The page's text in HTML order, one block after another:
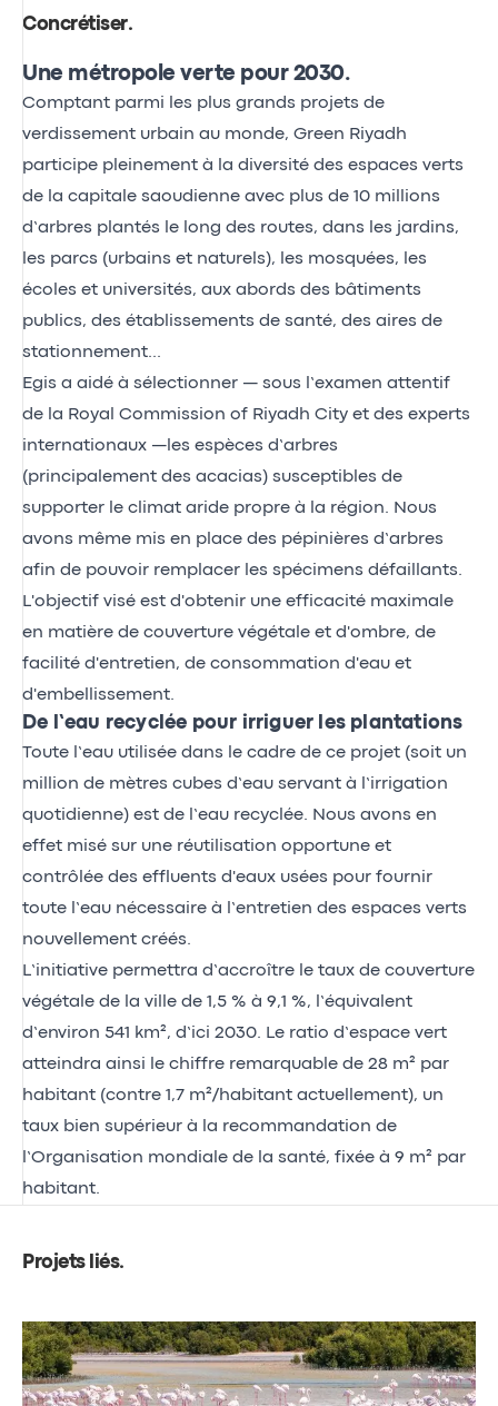
Concrétiser.
Une métropole verte pour 2030.
Comptant parmi les plus grands projets de
verdissement urbain au monde, Green Riyadh
participe pleinement à la diversité des espaces verts
de la capitale saoudienne avec plus de 10 millions
d’arbres plantés le long des routes, dans les jardins,
les parcs (urbains et naturels), les mosquées, les
écoles et universités, aux abords des bâtiments
publics, des établissements de santé, des aires de
stationnement...
Egis a aidé à sélectionner — sous l’examen attentif
de la Royal Commission of Riyadh City et des experts
internationaux —les espèces d’arbres
(principalement des acacias) susceptibles de
supporter le climat aride propre à la région. Nous
avons même mis en place des pépinières d’arbres
afin de pouvoir remplacer les spécimens défaillants.
L'objectif visé est d'obtenir une efficacité maximale
en matière de couverture végétale et d'ombre, de
facilité d'entretien, de consommation d'eau et
d'embellissement.
De l’eau recyclée pour irriguer les plantations
Toute l’eau utilisée dans le cadre de ce projet (soit un
million de mètres cubes d’eau servant à l’irrigation
quotidienne) est de l’eau recyclée. Nous avons en
effet misé sur une réutilisation opportune et
contrôlée des effluents d'eaux usées pour fournir
toute l’eau nécessaire à l’entretien des espaces verts
nouvellement créés.
L’initiative permettra d’accroître le taux de couverture
végétale de la ville de 1,5 % à 9,1 %, l’équivalent
d’environ 541 km², d’ici 2030. Le ratio d’espace vert
atteindra ainsi le chiffre remarquable de 28 m² par
habitant (contre 1,7 m²/habitant actuellement), un
taux bien supérieur à la recommandation de
l’Organisation mondiale de la santé, fixée à 9 m² par
habitant.
Projets liés.